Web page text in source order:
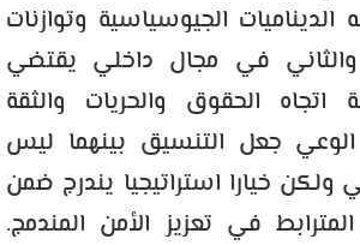
الجيوسياسية وتوازنات
والثاني في مجال داخلي يقتضي
الحقوق والحريات والثقة
الوعي جعل التنسيق بينهما ليس
ولكن خيارا استراتيجيا يندرج ضمن
في تعزيز الأمن المندمج.